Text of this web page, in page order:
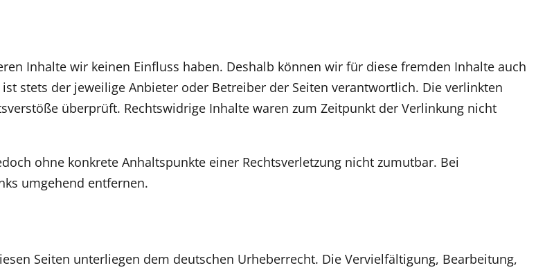
Inhalte wir keinen Einfluss haben. Deshalb können wir für diese fremden Inhalte auch
stets der jeweilige Anbieter oder Betreiber der Seiten verantwortlich. Die verlinkten
überprüft. Rechtswidrige Inhalte waren zum Zeitpunkt der Verlinkung nicht
ohne konkrete Anhaltspunkte einer Rechtsverletzung nicht zumutbar. Bei
umgehend entfernen.
Seiten unterliegen dem deutschen Urheberrecht. Die Vervielfältigung, Bearbeitung,